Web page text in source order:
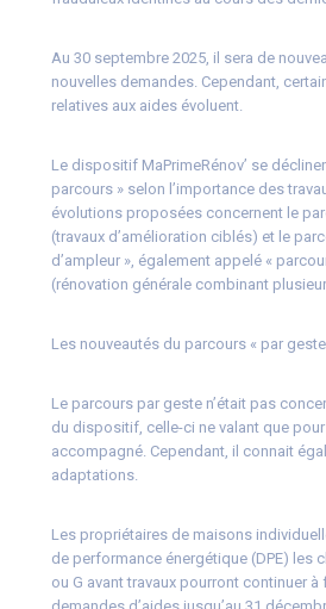
Au 30 septembre 2025, il sera de
nouvelles demandes. Cependant,
relatives aux aides évoluent.
Le dispositif MaPrimeRénov’ se
parcours » selon l’importance des
évolutions proposées concernent le
(travaux d’amélioration ciblés) et le
d’ampleur », également appelé «
(rénovation générale combinant
Les nouveautés du parcours « par
Le parcours par geste n’était pas
du dispositif, celle-ci ne valant que
accompagné. Cependant, il connait
adaptations.
Les propriétaires de maisons
de performance énergétique (DPE) les
ou G avant travaux pourront continuer à